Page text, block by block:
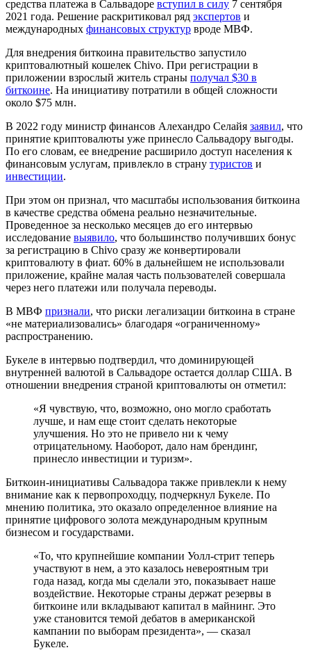
средства платежа в Сальвадоре вступил в силу 7 сентября
2021 года. Решение раскритиковал ряд экспертов и
международных финансовых структур вроде МВФ.
Для внедрения биткоина правительство запустило
криптовалютный кошелек Chivo. При регистрации в
приложении взрослый житель страны получал $30 в
биткоине. На инициативу потратили в общей сложности
около $75 млн.
В 2022 году министр финансов Алехандро Селайя заявил, что
принятие криптовалюты уже принесло Сальвадору выгоды.
По его словам, ее внедрение расширило доступ населения к
финансовым услугам, привлекло в страну туристов и
инвестиции.
При этом он признал, что масштабы использования биткоина
в качестве средства обмена реально незначительные.
Проведенное за несколько месяцев до его интервью
исследование выявило, что большинство получивших бонус
за регистрацию в Chivo сразу же конвертировали
криптовалюту в фиат. 60% в дальнейшем не использовали
приложение, крайне малая часть пользователей совершала
через него платежи или получала переводы.
В МВФ признали, что риски легализации биткоина в стране
«не материализовались» благодаря «ограниченному»
распространению.
Букеле в интервью подтвердил, что доминирующей
внутренней валютой в Сальвадоре остается доллар США. В
отношении внедрения страной криптовалюты он отметил:
«Я чувствую, что, возможно, оно могло сработать
лучше, и нам еще стоит сделать некоторые
улучшения. Но это не привело ни к чему
отрицательному. Наоборот, дало нам брендинг,
принесло инвестиции и туризм».
Биткоин-инициативы Сальвадора также привлекли к нему
внимание как к первопроходцу, подчеркнул Букеле. По
мнению политика, это оказало определенное влияние на
принятие цифрового золота международным крупным
бизнесом и государствами.
«То, что крупнейшие компании Уолл-стрит теперь
участвуют в нем, а это казалось невероятным три
года назад, когда мы сделали это, показывает наше
воздействие. Некоторые страны держат резервы в
биткоине или вкладывают капитал в майнинг. Это
уже становится темой дебатов в американской
кампании по выборам президента», — сказал
Букеле.